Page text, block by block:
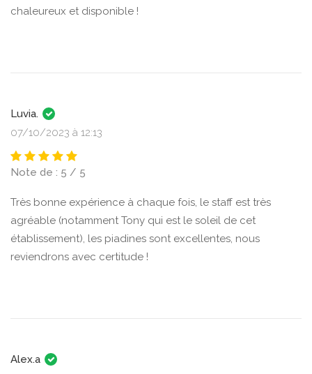
chaleureux et disponible !
Luvia.
07/10/2023 à 12:13
Note de : 5 / 5
Très bonne expérience à chaque fois, le staff est très
agréable (notamment Tony qui est le soleil de cet
établissement), les piadines sont excellentes, nous
reviendrons avec certitude !
Alex.a